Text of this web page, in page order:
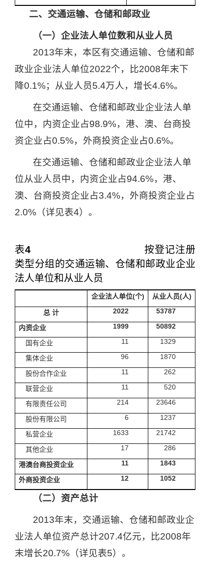
二、交通运输、仓储和邮政业
（一）企业法人单位数和从业人员
2013年末，本区有交通运输、仓储和邮
政业企业法人单位2022个，比2008年末下
降0.1%；从业人员5.4万人，增长4.6%。
在交通运输、仓储和邮政业企业法人单
位中，内资企业占98.9%，港、澳、台商投
资企业占0.5%，外商投资企业占0.6%。
在交通运输、仓储和邮政业企业法人单
位从业人员中，内资企业占94.6%，港、
澳、台商投资企业占3.4%，外商投资企业占
2.0% （详见表4）。
表4
按登记注册
类型分组的交通运输、仓储和邮政业企业
法人单位和从业人员
企业法人单位(个) 从业人员(人)
总 计 2022 53787
内资企业 1999 50892
国有企业 11 1329
集体企业 96 1870
股份合作企业 11 262
联营企业 11 520
有限责任公司 214 23646
股份有限公司 6 1237
私营企业 1633 21742
其他企业 17 286
港澳台商投资企业 11 1843
外商投资企业 12 1052
（二）资产总计
2013年末，交通运输、仓储和邮政业企
业法人单位资产总计207.4亿元，比2008年
末增长20.7% （详见表5）。